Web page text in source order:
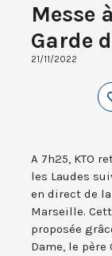
Messe
Garde
21/11/2022
A 7h25, KTO
les Laudes
en direct de
Marseille.
proposée
Dame, le